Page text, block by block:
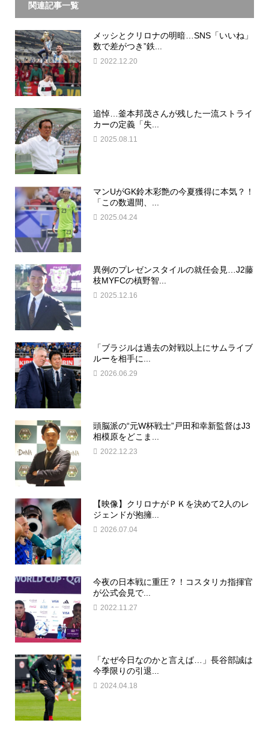
関連記事一覧
メッシとクリロナの明暗…SNS「いいね」
数で差がつき”鉄...
2022.12.20
追悼…釜本邦茂さんが残した一流ストライ
カーの定義「失...
2025.08.11
マンUがGK鈴木彩艶の今夏獲得に本気？！
「この数週間、...
2025.04.24
異例のプレゼンスタイルの就任会見…J2藤
枝MYFCの槙野智...
2025.12.16
「ブラジルは過去の対戦以上にサムライブ
ルーを相手に...
2026.06.29
頭脳派の“元W杯戦士”戸田和幸新監督はJ3
相模原をどこま...
2022.12.23
【映像】クリロナがＰＫを決めて2人のレ
ジェンドが抱擁...
2026.07.04
今夜の日本戦に重圧？！コスタリカ指揮官
が公式会見で...
2022.11.27
「なぜ今日なのかと言えば…」長谷部誠は
今季限りの引退...
2024.04.18